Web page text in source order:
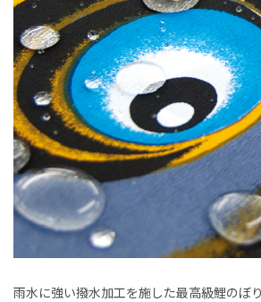
雨水に強い撥水加工を施した最高級鯉のぼ